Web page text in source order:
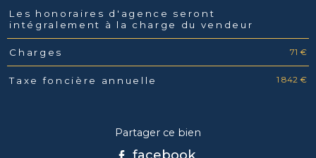
Caractéristiques Valeurs
Les honoraires d'agence seront
intégralement à la charge du vendeur
Charges 71 €
Taxe foncière annuelle 1 842 €
Partager ce bien